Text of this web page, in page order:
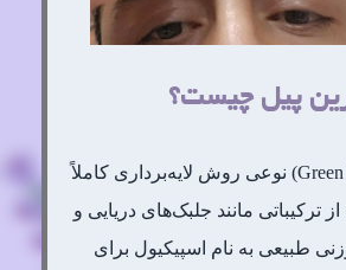
پیل چیست؟
گرین پیل (Green Peel) نوعی روش لایه‌برداری کاملاً
ترکیباتی مانند جلبک‌های دریایی و
طبیعی به نام اسپیکیول برای